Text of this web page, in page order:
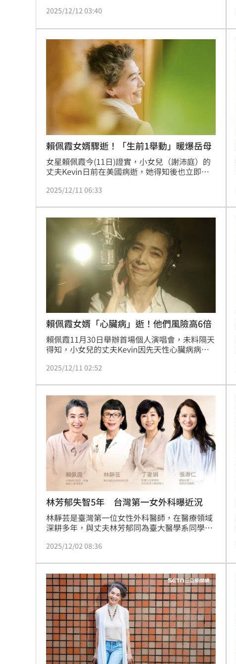
發併發症，不幸於台灣時間 12 月 3 日離世，讓
問，賴佩霞日前在直播中紅著眼眶、完整訴說事
件經過，同時懇請外界不要再提出種種「如果」
的問題，以免對當事人造成二度傷害。
2025/12/12 03:40
賴佩霞女婿驟逝！「生前1舉動」暖爆岳母
女星賴佩霞今(11日)證實，小女兒（謝沛庭）的
丈夫Kevin日前在美國病逝，她得知後也立即飛
謝沛庭婚後與Kevin住在美國，她曾飛到美國去
「他將主臥清出來，讓我一個人住，而小夫妻則
睡客房。」
2025/12/11 06:33
賴佩霞女婿「心臟病」逝！他們風險高6倍
賴佩霞11月30日舉辦首場個人演唱會，未料隔天
得知，小女兒的丈夫Kevin因先天性心臟病病
刻。醫師表示，先天性心臟病的發生約每千個出
患有先天性心臟病時，第二胎先天性心臟病的機
會增至2~6倍。
2025/12/11 02:52
林芳郁失智5年 台灣第一女外科曝近況
林靜芸是臺灣第一位女性外科醫師，在醫療領域
深耕多年，與丈夫林芳郁同為臺大醫學系同學，
醫師角色轉為照顧者，在沒有找到方法前，她說
識我，所以兩個人變仇人，打來打去」。
2025/12/02 08:36